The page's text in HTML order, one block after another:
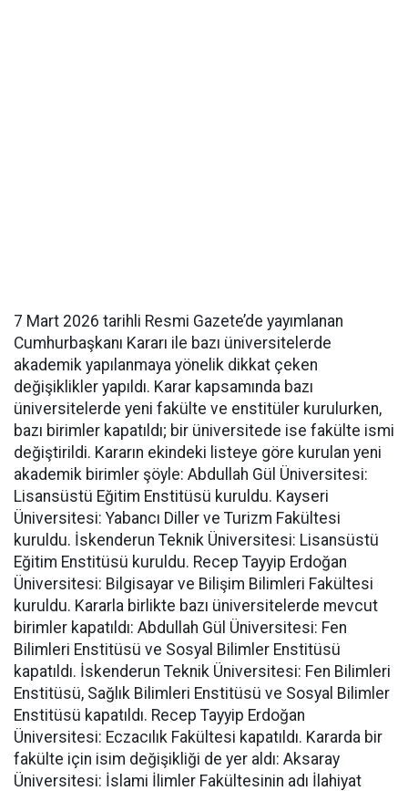
7 Mart 2026 tarihli Resmi Gazete’de yayımlanan
Cumhurbaşkanı Kararı ile bazı üniversitelerde
akademik yapılanmaya yönelik dikkat çeken
değişiklikler yapıldı. Karar kapsamında bazı
üniversitelerde yeni fakülte ve enstitüler kurulurken,
bazı birimler kapatıldı; bir üniversitede ise fakülte ismi
değiştirildi. Kararın ekindeki listeye göre kurulan yeni
akademik birimler şöyle: Abdullah Gül Üniversitesi:
Lisansüstü Eğitim Enstitüsü kuruldu. Kayseri
Üniversitesi: Yabancı Diller ve Turizm Fakültesi
kuruldu. İskenderun Teknik Üniversitesi: Lisansüstü
Eğitim Enstitüsü kuruldu. Recep Tayyip Erdoğan
Üniversitesi: Bilgisayar ve Bilişim Bilimleri Fakültesi
kuruldu. Kararla birlikte bazı üniversitelerde mevcut
birimler kapatıldı: Abdullah Gül Üniversitesi: Fen
Bilimleri Enstitüsü ve Sosyal Bilimler Enstitüsü
kapatıldı. İskenderun Teknik Üniversitesi: Fen Bilimleri
Enstitüsü, Sağlık Bilimleri Enstitüsü ve Sosyal Bilimler
Enstitüsü kapatıldı. Recep Tayyip Erdoğan
Üniversitesi: Eczacılık Fakültesi kapatıldı. Kararda bir
fakülte için isim değişikliği de yer aldı: Aksaray
Üniversitesi: İslami İlimler Fakültesinin adı İlahiyat